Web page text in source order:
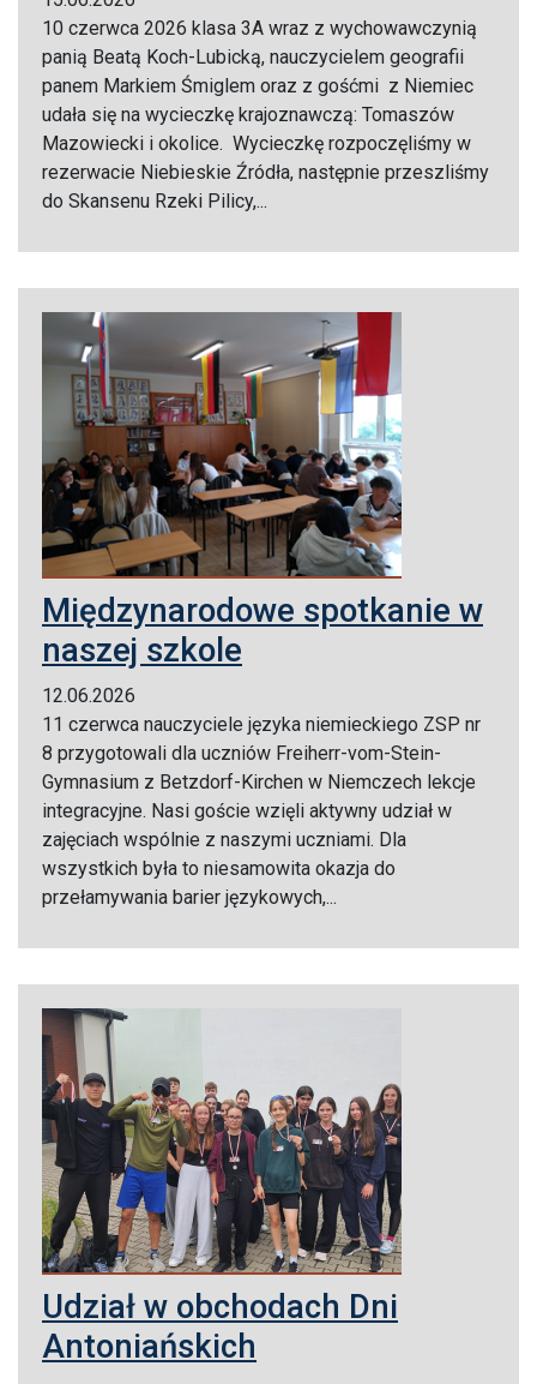
10 czerwca 2026 klasa 3A wraz z wychowawczynią
panią Beatą Koch-Lubicką, nauczycielem geografii
panem Markiem Śmiglem oraz z gośćmi z Niemiec
udała się na wycieczkę krajoznawczą: Tomaszów
Mazowiecki i okolice. Wycieczkę rozpoczęliśmy w
rezerwacie Niebieskie Źródła, następnie przeszliśmy
do Skansenu Rzeki Pilicy,...
Międzynarodowe spotkanie w
naszej szkole
12.06.2026
11 czerwca nauczyciele języka niemieckiego ZSP nr
8 przygotowali dla uczniów Freiherr-vom-Stein-
Gymnasium z Betzdorf-Kirchen w Niemczech lekcje
integracyjne. Nasi goście wzięli aktywny udział w
zajęciach wspólnie z naszymi uczniami. Dla
wszystkich była to niesamowita okazja do
przełamywania barier językowych,...
Udział w obchodach Dni
Antoniańskich